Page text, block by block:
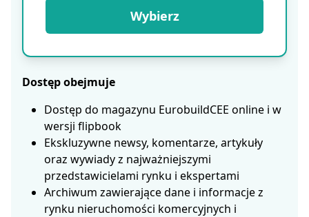
Wybierz
Dostęp obejmuje
Dostęp do magazynu EurobuildCEE online i w
wersji flipbook
Ekskluzywne newsy, komentarze, artykuły
oraz wywiady z najważniejszymi
przedstawicielami rynku i ekspertami
Archiwum zawierające dane i informacje z
rynku nieruchomości komercyjnych i